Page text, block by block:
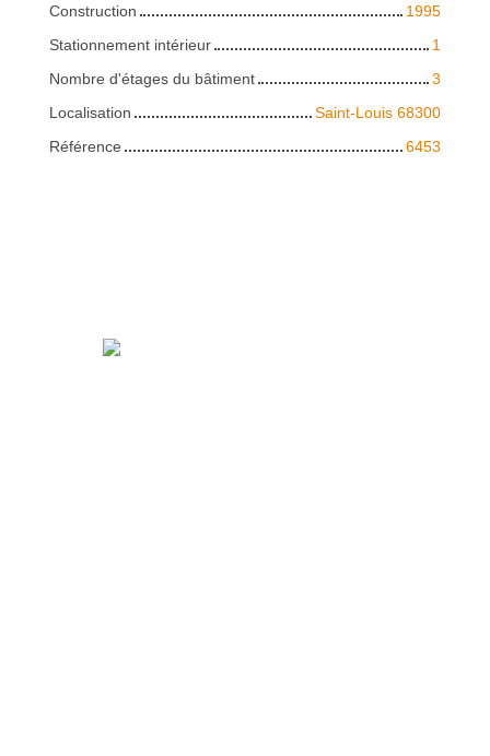
Construction
1995
Stationnement intérieur
1
Nombre d'étages du bâtiment
3
Localisation
Saint-Louis 68300
Référence
6453